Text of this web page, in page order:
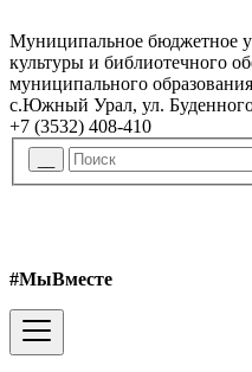
Муниципальное бюджетное
культуры и библиотечного
муниципального
с.Южный Урал, ул.
+7 (3532) 408-410
#МыВместе